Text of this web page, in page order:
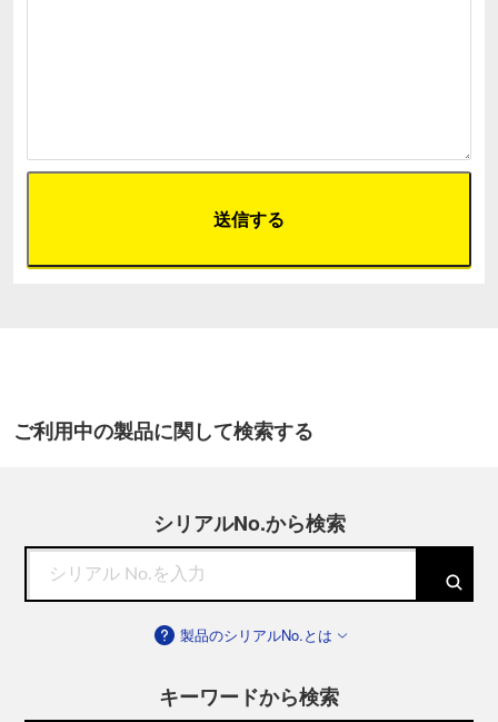
ご利用中の製品に関して検索する
シリアルNo.から検索
製品のシリアルNo.とは
キーワードから検索